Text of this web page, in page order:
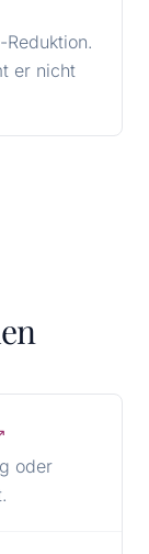
er nicht
oder